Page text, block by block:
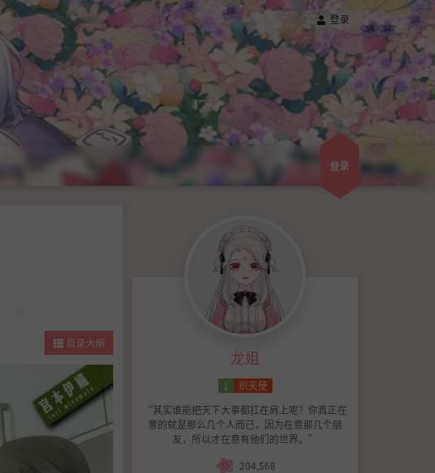
登录
登录
目录大纲
作品简介
2.剧情简介
龙姐
1
炽天使
“其实谁能把天下大事都扛在肩上呢？你真正在
意的就是那么几个人而已，因为在意那几个朋
友，所以才在意有他们的世界。”
204,568